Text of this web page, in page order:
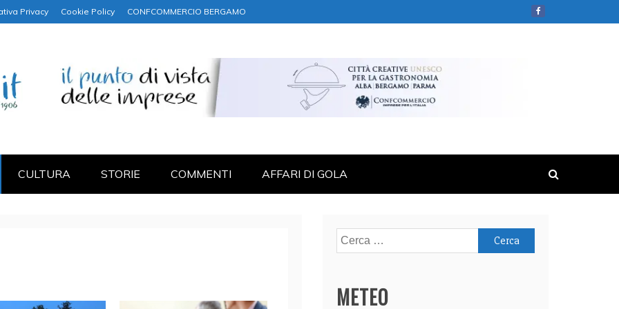
Privacy Cookie Policy CONFCOMMERCIO BERGAMO
CULTURA STORIE COMMENTI AFFARI DI GOLA
METEO